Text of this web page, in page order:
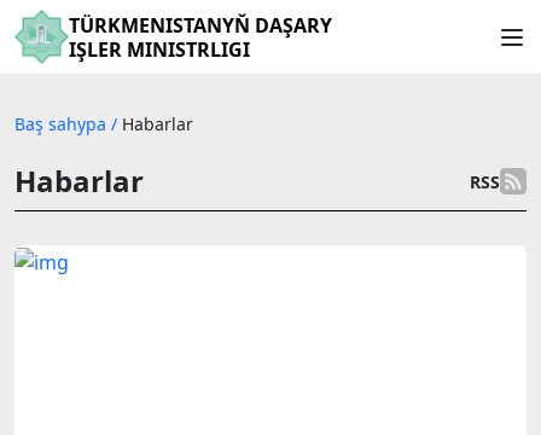
TÜRKMENISTANYŇ DAŞARY
IŞLER MINISTRLIGI
Baş sahypa / Habarlar
Habarlar RSS